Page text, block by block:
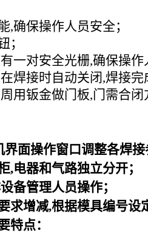
,确保操作人员安全；
；
一对安全光栅,确保操作
焊接时自动关闭,焊接完
用钣金做门板,门需合闭
面操作窗口调整各焊接
,电器和气路独立分开；
备管理人员操作；
求增减,根据模具编号设
特点：